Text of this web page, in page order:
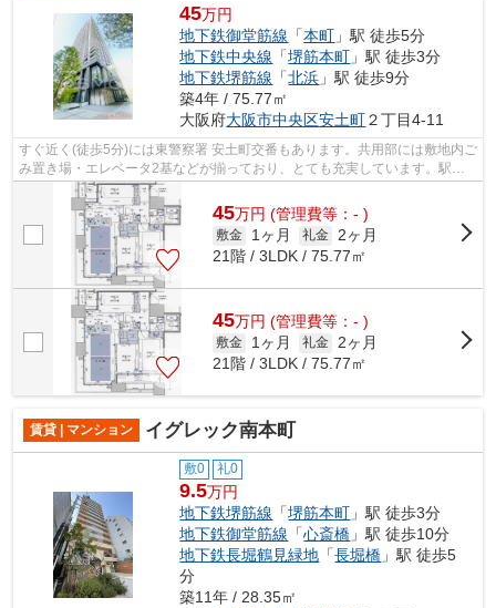
45万円
地下鉄御堂筋線 「本町 」駅 徒歩5分
地下鉄中央線 「堺筋本町 」駅 徒歩3分
地下鉄堺筋線 「北浜 」駅 徒歩9分
築4年 / 75.77㎡
大阪府大阪市中央区安土町２丁目4-11
すぐ近く(徒歩5分)には東警察署 安土町交番もあります。共用部には敷地内ご
み置き場・エレベータ2基などが揃っており、とても充実しています。駅ま
で徒歩5分の立地が魅力的な、利便性...
45万円 (管理費等：- )
敷金 1ヶ月 礼金
2ヶ月
21階 / 3LDK / 75.77㎡
45万円 (管理費等：- )
敷金 1ヶ月 礼金
2ヶ月
21階 / 3LDK / 75.77㎡
賃貸 | マンション イグレック南本町
敷0 礼0
9.5万円
地下鉄堺筋線 「堺筋本町 」駅 徒歩3分
地下鉄御堂筋線 「心斎橋 」駅 徒歩10分
地下鉄長堀鶴見緑地 「長堀橋 」駅 徒歩5
分
築11年 / 28.35㎡